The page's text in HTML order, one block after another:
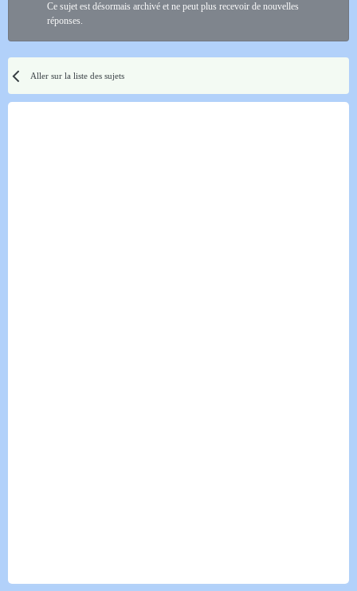
Ce sujet est désormais archivé et ne peut plus recevoir de nouvelles
réponses.
Aller sur la liste des sujets